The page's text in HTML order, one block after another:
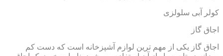
کولر آبی سلولزی
اجاق گاز
اجاق گاز یکی از مهم ترین لوازم آشپزخانه است که دست کم